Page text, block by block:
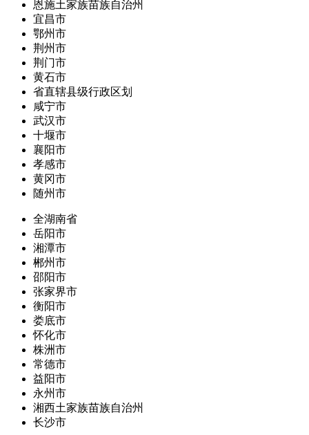
恩施土家族苗族自治州
宜昌市
鄂州市
荆州市
荆门市
黄石市
省直辖县级行政区划
咸宁市
武汉市
十堰市
襄阳市
孝感市
黄冈市
随州市
全湖南省
岳阳市
湘潭市
郴州市
邵阳市
张家界市
衡阳市
娄底市
怀化市
株洲市
常德市
益阳市
永州市
湘西土家族苗族自治州
长沙市